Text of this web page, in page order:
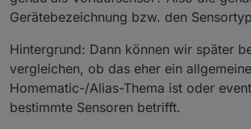
Gerätebezeichnung bzw. den
Hintergrund: Dann können wir später
vergleichen, ob das eher ein
Homematic-/Alias-Thema ist oder
bestimmte Sensoren betrifft.